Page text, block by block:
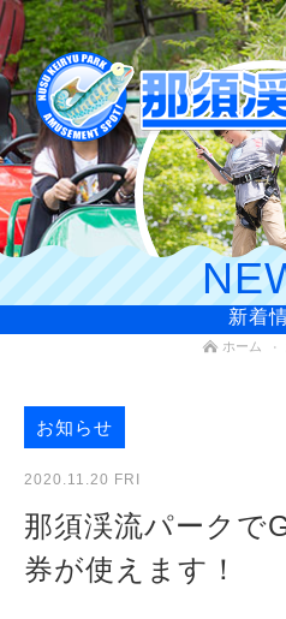
新着
ホーム
お知らせ
2020.11.20 FRI
那須渓流パークで
券が使えます！